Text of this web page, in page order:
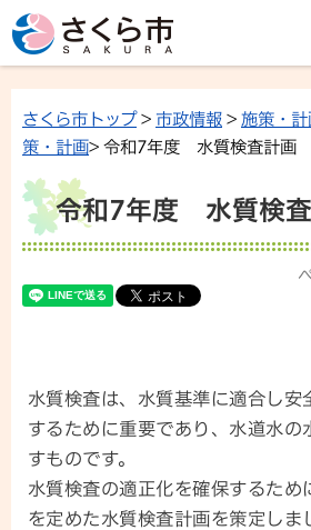
さくら市トップ> 市政情報 > 施策・計
策・計画> 令和7年度 水質検査計画
令和7年度 水質検
水質検査は、水質基準に適合し安
するために重要であり、水道水の
すものです。
水質検査の適正化を確保するため
を定めた水質検査計画を策定しま